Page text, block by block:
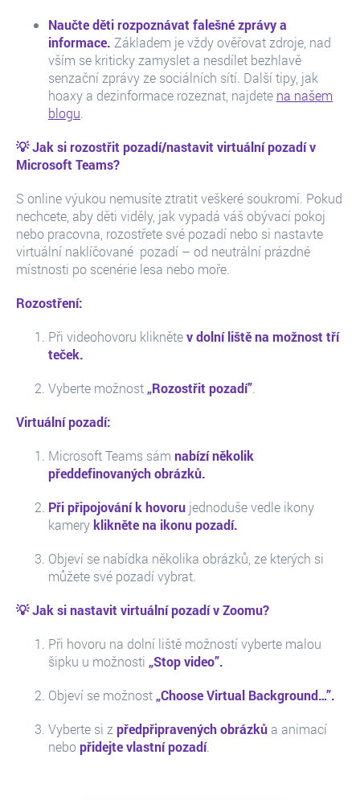
Naučte děti rozpoznávat falešné zprávy a
informace. Základem je vždy ověřovat zdroje, nad
vším se kriticky zamyslet a nesdílet bezhlavě
senzační zprávy ze sociálních sítí. Další tipy, jak
hoaxy a dezinformace rozeznat, najdete na našem
blogu.
💡 Jak si rozostřit pozadí/nastavit virtuální pozadí v
Microsoft Teams?
S online výukou nemusíte ztratit veškeré soukromí. Pokud
nechcete, aby děti viděly, jak vypadá váš obývací pokoj
nebo pracovna, rozostřete své pozadí nebo si nastavte
virtuální naklíčované pozadí – od neutrální prázdné
místnosti po scenérie lesa nebo moře.
Rozostření:
Při videohovoru kliknětev dolní liště na možnost tří
teček.
Vyberte možnost„Rozostřit pozadí”.
Virtuální pozadí:
Microsoft Teams sám nabízí několik
předdefinovaných obrázků.
Při připojování k hovoru jednoduše vedle ikony
kameryklikněte na ikonu pozadí.
Objeví se nabídka několika obrázků, ze kterých si
můžete své pozadí vybrat.
💡 Jak si nastavit virtuální pozadí v Zoomu?
Při hovoru na dolní liště možností vyberte malou
šipku u možnosti „Stop video”.
Objeví se možnost„Choose Virtual Background…”.
Vyberte si z předpřipravených obrázků a animací
nebopřidejte vlastní pozadí.